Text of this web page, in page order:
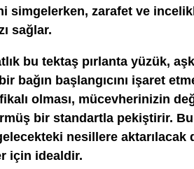
simgelerken, zarafet ve
sağlar.
bu tektaş pırlanta yüzük,
bağın başlangıcını işaret
olması, mücevherinizin
bir standartla pekiştirir.
nesillere aktarılacak
için idealdir.